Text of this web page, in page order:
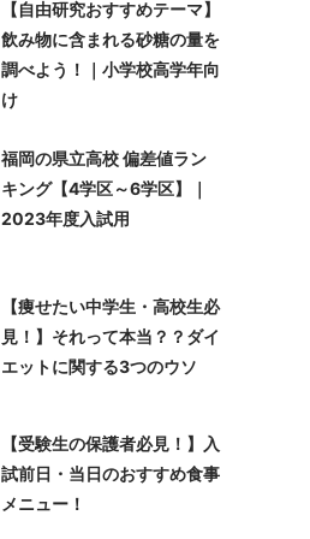
【自由研究おすすめテーマ】
飲み物に含まれる砂糖の量を
調べよう！｜小学校高学年向
け
福岡の県立高校 偏差値ラン
キング【4学区～6学区】｜
2023年度入試用
【痩せたい中学生・高校生必
見！】それって本当？？ダイ
エットに関する3つのウソ
【受験生の保護者必見！】入
試前日・当日のおすすめ食事
メニュー！